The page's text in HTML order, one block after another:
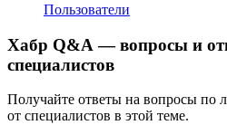
Пользователи
Хабр Q&A — вопросы и
специалистов
Получайте ответы на вопросы по
от специалистов в этой теме.